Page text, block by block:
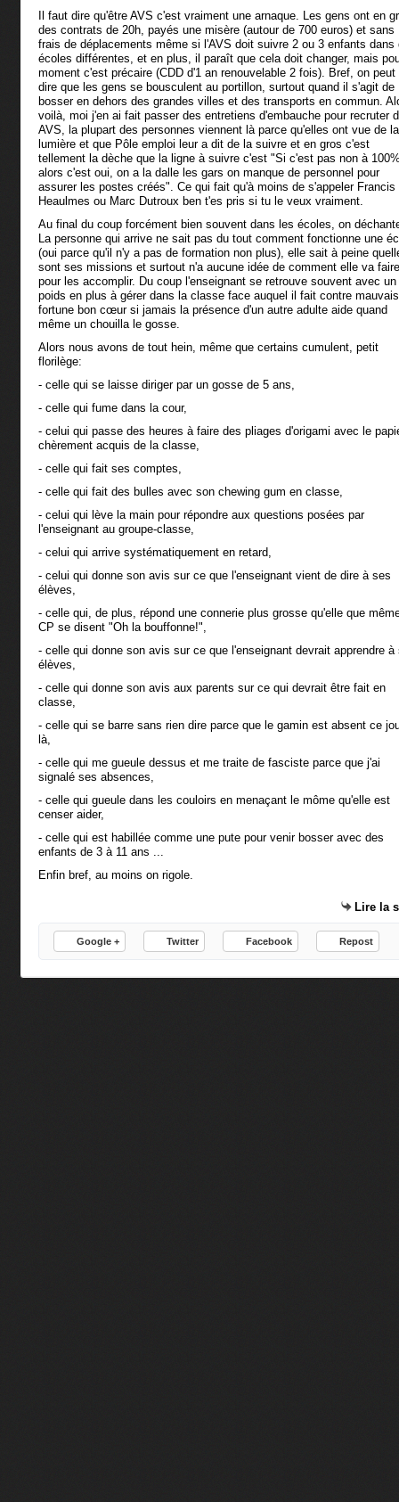
Il faut dire qu'être AVS c'est vraiment une arnaque. Les gens ont en
des contrats de 20h, payés une misère (autour de 700 euros) et sans
frais de déplacements même si l'AVS doit suivre 2 ou 3 enfants dans
écoles différentes, et en plus, il paraît que cela doit changer, mais
moment c'est précaire (CDD d'1 an renouvelable 2 fois). Bref, on peut
dire que les gens se bousculent au portillon, surtout quand il s'agit de
bosser en dehors des grandes villes et des transports en commun.
voilà, moi j'en ai fait passer des entretiens d'embauche pour recruter
AVS, la plupart des personnes viennent là parce qu'elles ont vue de la
lumière et que Pôle emploi leur a dit de la suivre et en gros c'est
tellement la dèche que la ligne à suivre c'est "Si c'est pas non à
alors c'est oui, on a la dalle les gars on manque de personnel pour
assurer les postes créés". Ce qui fait qu'à moins de s'appeler Francis
Heaulmes ou Marc Dutroux ben t'es pris si tu le veux vraiment.
Au final du coup forcément bien souvent dans les écoles, on
La personne qui arrive ne sait pas du tout comment fonctionne une
(oui parce qu'il n'y a pas de formation non plus), elle sait à peine
sont ses missions et surtout n'a aucune idée de comment elle va faire
pour les accomplir. Du coup l'enseignant se retrouve souvent avec un
poids en plus à gérer dans la classe face auquel il fait contre
fortune bon cœur si jamais la présence d'un autre adulte aide quand
même un chouilla le gosse.
Alors nous avons de tout hein, même que certains cumulent, petit
florilège:
- celle qui se laisse diriger par un gosse de 5 ans,
- celle qui fume dans la cour,
- celui qui passe des heures à faire des pliages d'origami avec le
chèrement acquis de la classe,
- celle qui fait ses comptes,
- celle qui fait des bulles avec son chewing gum en classe,
- celui qui lève la main pour répondre aux questions posées par
l'enseignant au groupe-classe,
- celui qui arrive systématiquement en retard,
- celui qui donne son avis sur ce que l'enseignant vient de dire à ses
élèves,
- celle qui, de plus, répond une connerie plus grosse qu'elle que
CP se disent "Oh la bouffonne!",
- celle qui donne son avis sur ce que l'enseignant devrait apprendre à
élèves,
- celle qui donne son avis aux parents sur ce qui devrait être fait en
classe,
- celle qui se barre sans rien dire parce que le gamin est absent ce
là,
- celle qui me gueule dessus et me traite de fasciste parce que j'ai
signalé ses absences,
- celle qui gueule dans les couloirs en menaçant le môme qu'elle est
censer aider,
- celle qui est habillée comme une pute pour venir bosser avec des
enfants de 3 à 11 ans ...
Enfin bref, au moins on rigole.
Lire la
Google + Twitter Facebook Repost